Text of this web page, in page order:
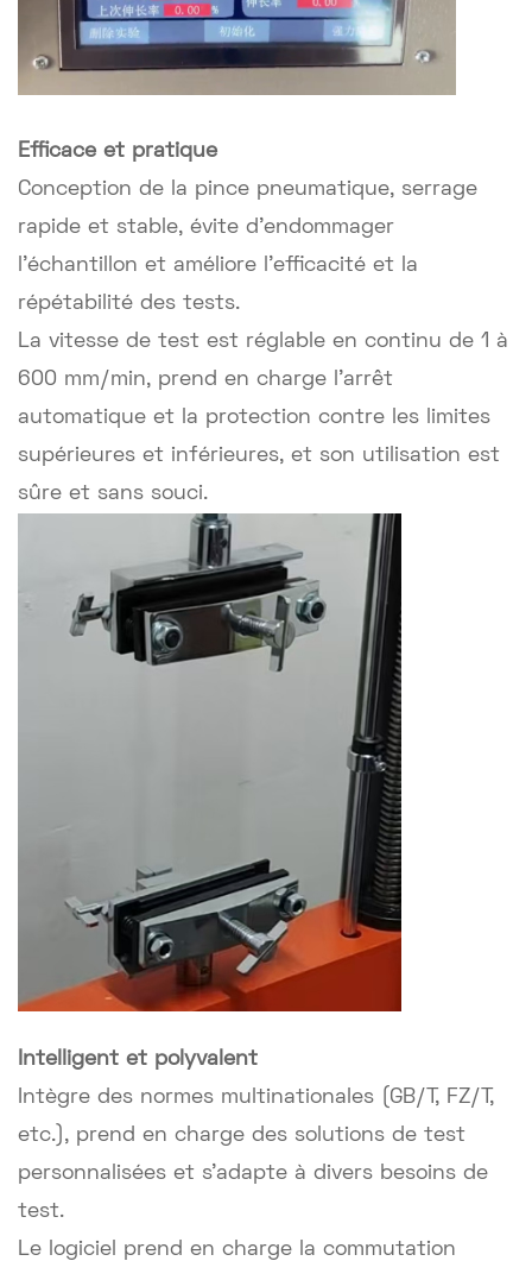
Efficace et pratique
Conception de la pince pneumatique, serrage
rapide et stable, évite d'endommager
l'échantillon et améliore l'efficacité et la
répétabilité des tests.
La vitesse de test est réglable en continu de 1 à
600 mm/min, prend en charge l'arrêt
automatique et la protection contre les limites
supérieures et inférieures, et son utilisation est
sûre et sans souci.
Intelligent et polyvalent
Intègre des normes multinationales (GB/T, FZ/T,
etc.), prend en charge des solutions de test
personnalisées et s'adapte à divers besoins de
test.
Le logiciel prend en charge la commutation